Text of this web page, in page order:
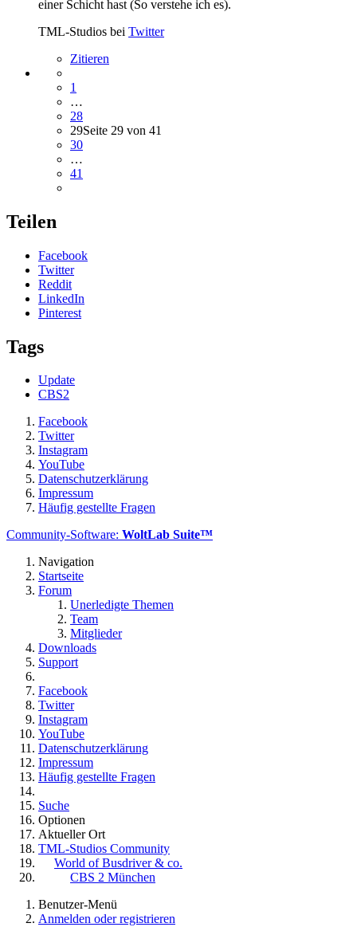
einer Schicht hast (So verstehe ich es).
TML-Studios bei Twitter
Zitieren
1
…
28
29Seite 29 von 41
30
…
41
Teilen
Facebook
Twitter
Reddit
LinkedIn
Pinterest
Tags
Update
CBS2
Facebook
Twitter
Instagram
YouTube
Datenschutzerklärung
Impressum
Häufig gestellte Fragen
Community-Software: WoltLab Suite™
Navigation
Startseite
Forum
Unerledigte Themen
Team
Mitglieder
Downloads
Support
Facebook
Twitter
Instagram
YouTube
Datenschutzerklärung
Impressum
Häufig gestellte Fragen
Suche
Optionen
Aktueller Ort
TML-Studios Community
World of Busdriver & co.
CBS 2 München
Benutzer-Menü
Anmelden oder registrieren